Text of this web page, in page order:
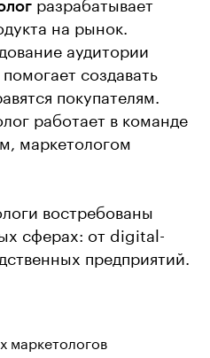
разрабатывает
на рынок.
аудитории
создавать
покупателям.
работает в команде
маркетологом
востребованы
сферах: от digital-
предприятий.
маркетологов